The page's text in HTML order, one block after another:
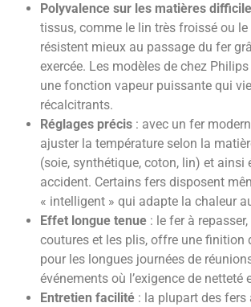
Polyvalence sur les matières
tissus, comme le lin très froissé ou
résistent mieux au passage du fer
exercée. Les modèles de chez
une fonction vapeur puissante qui
récalcitrants.
Réglages précis : avec un fer
ajuster la température selon la
(soie, synthétique, coton, lin) et ainsi
accident. Certains fers disposent
« intelligent » qui adapte la chaleur
Effet longue tenue : le fer à
coutures et les plis, offre une finition
pour les longues journées de
événements où l’exigence de netteté
Entretien facilité : la plupart des fers